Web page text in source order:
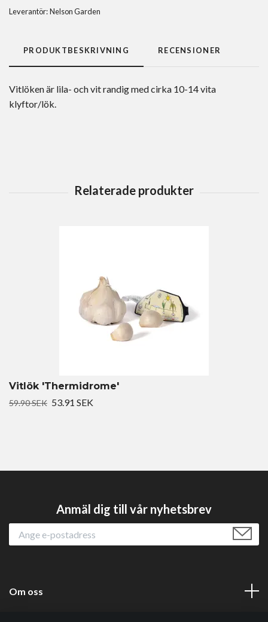
Leverantör:Nelson Garden
PRODUKTBESKRIVNING RECENSIONER
Vitlöken är lila- och vit randig med cirka 10-14 vita
klyftor/lök.
Vitlök 'Thermidrome'
59.90 SEK 53.91 SEK
Anmäl dig till vår nyhetsbrev
Om oss